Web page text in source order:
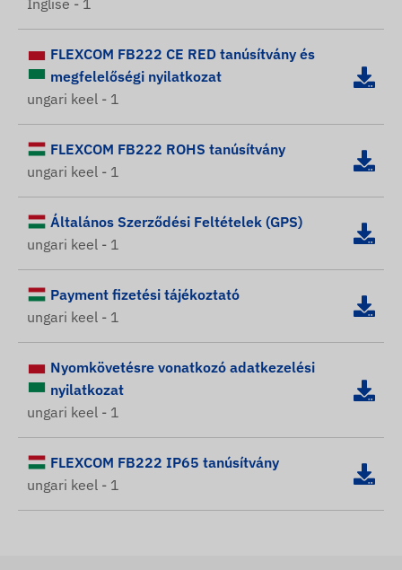
Inglise - 1
FLEXCOM FB222 CE RED tanúsítvány és
megfelelőségi nyilatkozat
ungari keel - 1
FLEXCOM FB222 ROHS tanúsítvány
ungari keel - 1
Általános Szerződési Feltételek (GPS)
ungari keel - 1
Payment fizetési tájékoztató
ungari keel - 1
Nyomkövetésre vonatkozó adatkezelési
nyilatkozat
ungari keel - 1
FLEXCOM FB222 IP65 tanúsítvány
ungari keel - 1